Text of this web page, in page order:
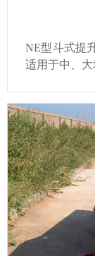
NE型斗式提
适用于中、大